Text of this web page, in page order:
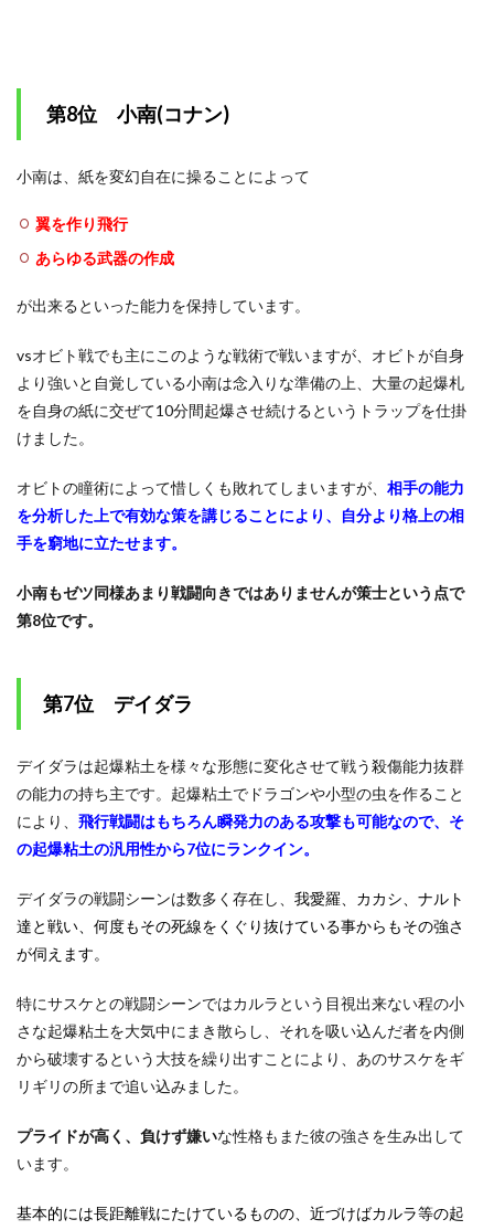
第8位 小南(コナン)
小南は、紙を変幻自在に操ることによって
翼を作り飛行
あらゆる武器の作成
が出来るといった能力を保持しています。
vsオビト戦でも主にこのような戦術で戦いますが、オビトが自身
より強いと自覚している小南は念入りな準備の上、大量の起爆札
を自身の紙に交ぜて10分間起爆させ続けるというトラップを仕掛
けました。
オビトの瞳術によって惜しくも敗れてしまいますが、 相手の能力
を分析した上で有効な策を講じることにより、自分より格上の相
手を窮地に立たせます。
小南もゼツ同様あまり戦闘向きではありませんが策士という点で
第8位です。
第7位 デイダラ
デイダラは起爆粘土を様々な形態に変化させて戦う殺傷能力抜群
の能力の持ち主です。起爆粘土でドラゴンや小型の虫を作ること
により、 飛行戦闘はもちろん瞬発力のある攻撃も可能なので、そ
の起爆粘土の汎用性から7位にランクイン。
デイダラの戦闘シーンは数多く存在し、 我愛羅、カカシ、ナルト
達と戦い、何度もその死線をくぐり抜けている事からもその強さ
が伺えます。
特にサスケとの戦闘シーンではカルラという目視出来ない程の小
さな起爆粘土を大気中にまき散らし、それを吸い込んだ者を内側
から破壊するという大技を繰り出すことにより、あのサスケをギ
リギリの所まで追い込みました。
プライドが高く、負けず嫌いな性格もまた彼の強さを生み出して
います。
基本的には長距離戦にたけているものの、近づけばカルラ等の起